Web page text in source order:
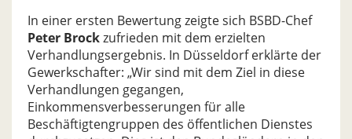
In einer ersten Bewertung zeigte sich BSBD-Chef
Peter Brockzufrieden mit dem erzielten
Verhandlungsergebnis. In Düsseldorf erklärte der
Gewerkschafter: „Wir sind mit dem Ziel in diese
Verhandlungen gegangen,
Einkommensverbesserungen für alle
Beschäftigtengruppen des öffentlichen Dienstes